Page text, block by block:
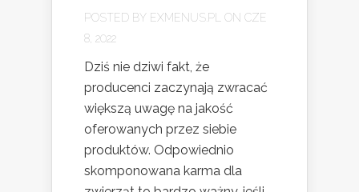
POSTED BY EXMENUS.PL
ON CZE
8, 2022
Dziś nie dziwi fakt, że
producenci zaczynają zwracać
większą uwagę na jakość
oferowanych przez siebie
produktów. Odpowiednio
skomponowana karma dla